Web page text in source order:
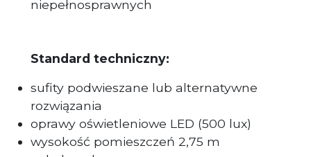
niepełnosprawnych
Standard techniczny:
sufity podwieszane lub alternatywne
rozwiązania
oprawy oświetleniowe LED (500 lux)
wysokość pomieszczeń 2,75 m